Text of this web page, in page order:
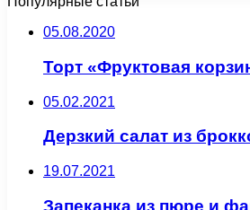
05.08.2020
Торт «Фруктовая
05.02.2021
Дерзкий салат из
19.07.2021
Запеканка из пюре и